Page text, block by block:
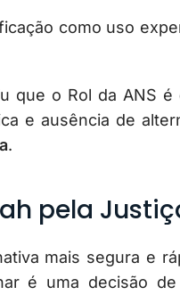
como uso
que o Rol da ANS é
e ausência de
.
pela
mais segura e
é uma decisão